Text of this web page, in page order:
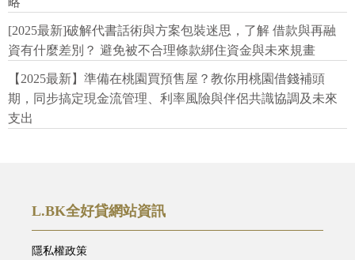
[2025最新]破解代書話術與方案包裝迷思，了解 借款與再融
資有什麼差別？ 避免被不合理條款綁住資金與未來規畫
【2025最新】準備在桃園買預售屋？教你用桃園借錢補頭
期，同步搞定現金流管理、利率風險與伴侶共識協調及未來
支出
L.BK全好貸網站資訊
隱私權政策